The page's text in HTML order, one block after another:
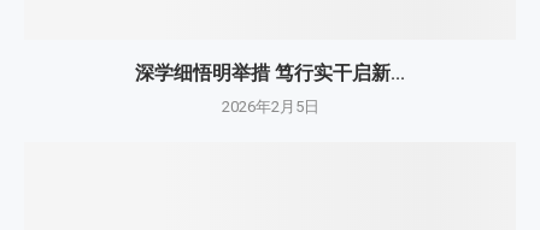
深学细悟明举措 笃行实干启新...
2026年2月5日